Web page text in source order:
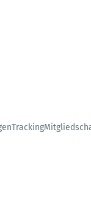
Tracking